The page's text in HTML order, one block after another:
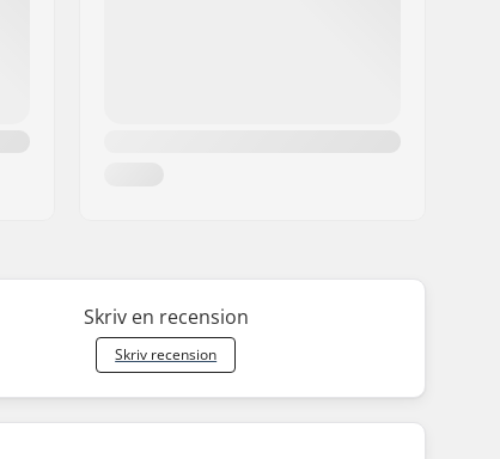
Skriv en recension
Skriv recension